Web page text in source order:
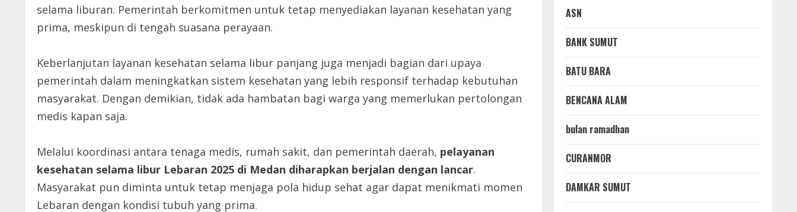
selama liburan. Pemerintah berkomitmen untuk tetap menyediakan layanan kesehatan yang
prima, meskipun di tengah suasana perayaan.
Keberlanjutan layanan kesehatan selama libur panjang juga menjadi bagian dari upaya
pemerintah dalam meningkatkan sistem kesehatan yang lebih responsif terhadap kebutuhan
masyarakat. Dengan demikian, tidak ada hambatan bagi warga yang memerlukan pertolongan
medis kapan saja.
Melalui koordinasi antara tenaga medis, rumah sakit, dan pemerintah daerah, pelayanan
kesehatan selama libur Lebaran 2025 di Medan diharapkan berjalan dengan lancar.
Masyarakat pun diminta untuk tetap menjaga pola hidup sehat agar dapat menikmati momen
Lebaran dengan kondisi tubuh yang prima.
ASN
BANK SUMUT
BATU BARA
BENCANA ALAM
bulan ramadhan
CURANMOR
DAMKAR SUMUT